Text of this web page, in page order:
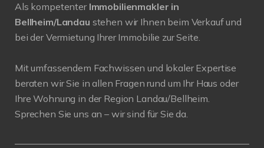
Als kompetenter Immobilienmakler in
Bellheim/Landau stehen wir Ihnen beim Verkauf und
bei der Vermietung Ihrer Immobilie zur Seite.
Mit umfassendem Fachwissen und lokaler Expertise
beraten wir Sie in allen Fragen rund um Ihr Haus oder
Ihre Wohnung in der Region Landau/Bellheim.
Sprechen Sie uns an – wir sind für Sie da.